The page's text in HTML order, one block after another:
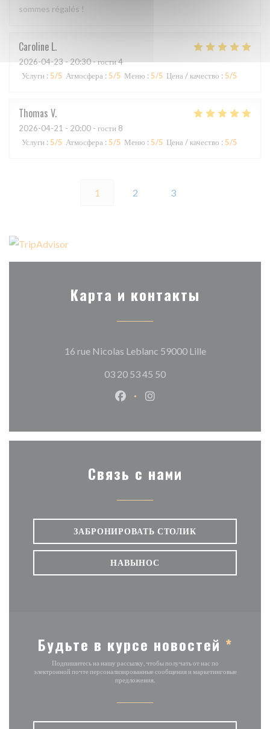
sommes régalés !
Caroline L
2026-04-23- 20:30 - гости 4
Услуги : 5/5 Атмосфера : 5/5 Меню : 5/5 Цена / качество : 5/5
Thomas V
2026-04-21 - 20:00 - гости 8
Услуги : 5/5 Атмосфера : 5/5 Меню : 5/5 Цена / качество : 5/5
1 2 3
Карта и контакты
16 rue Nicolas Leblanc 59000 Lille((открывается
03 20 53 45 50
Facebook ((открывается в
Instagram ((открывается
Связь с нами
ЗАБРОНИРОВАТЬ СТОЛИК
НАВЫНОС
Будьте в курсе новостей *
Подпишитесь на нашу рассылку, чтобы получать от нас по
электронной почте персонализированные сообщения и маркетинговые
предложения.